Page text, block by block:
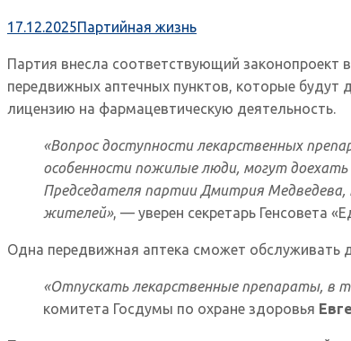
17.12.2025Партийная жизнь
Партия внесла соответствующий
передвижных аптечных пунктов, которые будут
лицензию на фармацевтическую деятельность.
«Вопрос доступности лекарственных
особенности пожилые люди, могут
Председателя партии Дмитрия Медведева,
жителей», — уверен секретарь Генсовета
Одна передвижная аптека сможет обслуживать
«Отпускать лекарственные препараты, в
комитета Госдумы по охране здоровья